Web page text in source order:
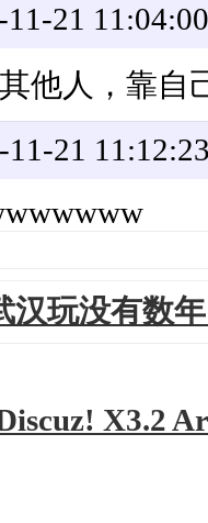
21 11:04:00
他人，靠自
21
汉玩没有数
X3.2